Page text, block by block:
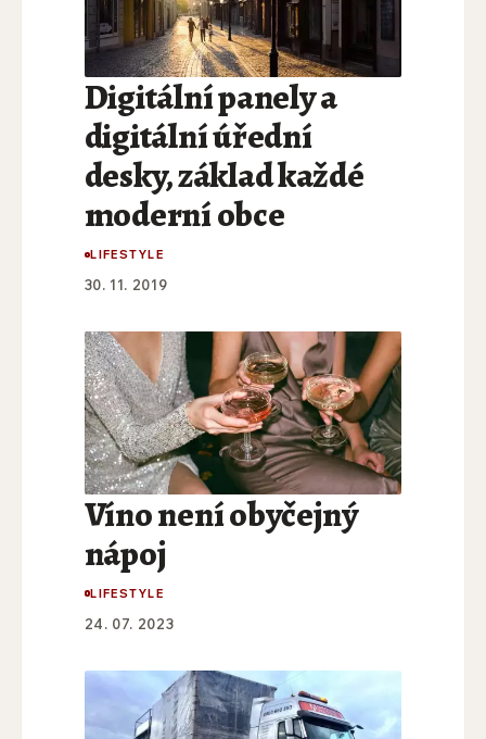
Digitální panely a
digitální úřední
desky, základ každé
moderní obce
LIFESTYLE
30. 11. 2019
Víno není obyčejný
nápoj
LIFESTYLE
24. 07. 2023